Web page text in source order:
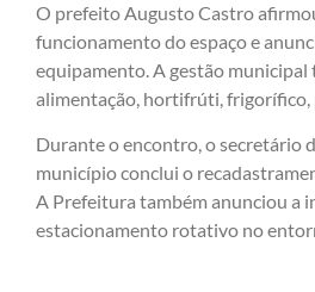
O prefeito Augusto Castro
funcionamento do espaço e
equipamento. A gestão municipal
alimentação, hortifrúti, frigorífico,
Durante o encontro, o secretário
município conclui o
A Prefeitura também anunciou a
estacionamento rotativo no